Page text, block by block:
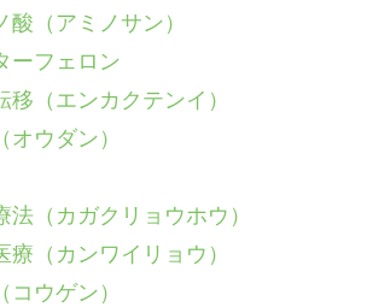
酸（アミノサン）
ーフェロン
移（エンカクテンイ）
オウダン）
法（カガクリョウホウ）
療（カンワイリョウ）
コウゲン）